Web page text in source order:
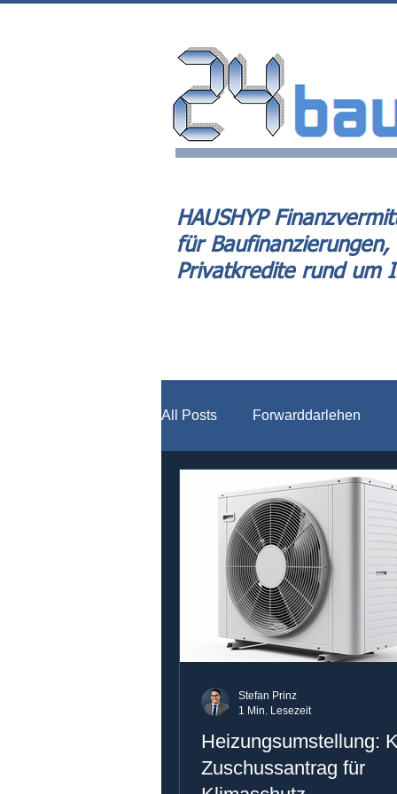
HAUSHYP
für Baufinanzierungen,
Privatkredite rund um
All Posts Forwarddarlehen
Modernisierung
Heizungsumstellung:
Zuschussantrag für
Stefan Prinz
1 Min. Lesezeit